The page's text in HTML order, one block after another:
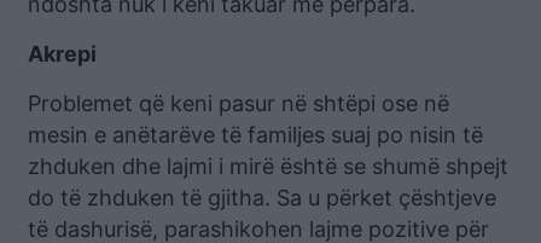
Akrepi
Problemet që keni pasur në shtëpi ose në
mesin e anëtarëve të familjes suaj po nisin të
zhduken dhe lajmi i mirë është se shumë shpejt
do të zhduken të gjitha. Sa u përket çështjeve
të dashurisë, parashikohen lajme pozitive për